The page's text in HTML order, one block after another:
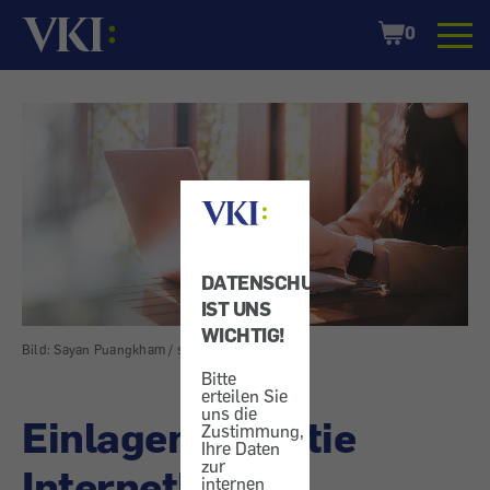
DATENSCHUTZ
IST UNS
WICHTIG!
Bitte
erteilen Sie
uns die
Zustimmung,
Ihre Daten
zur
internen
Startseite
Shopping
Cart
0
Bild: Sayan Puangkham / shutterstock.com
Einlagengarantie